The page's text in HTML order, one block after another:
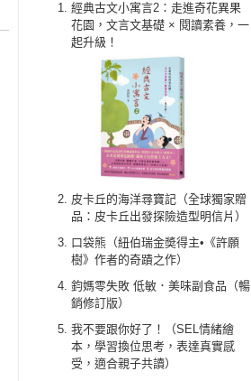
經典古文小寓言2：走進奇花異果
花園，文言文基礎 × 閱讀素養，一
起升級！
皮卡丘的海洋尋寶記（全球獨家贈
品：皮卡丘出發探險造型明信片）
口袋熊（紐伯瑞金奬得主•《許願
樹》作者的奇蹟之作）
鈞媽零失敗 低敏．美味副食品（暢
銷修訂版）
我不要跟你好了！（SEL情緒繪
本，學習換位思考，表達真實感
受，適合親子共讀）